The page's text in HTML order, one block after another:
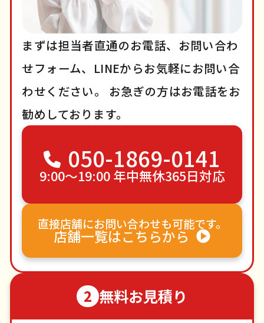
まずは担当者直通のお電話、お問い合わ
せフォーム、LINEからお気軽にお問い合
わせください。
お急ぎの方はお電話をお
勧めしております。
050-1869-0141
9:00〜19:00 年中無休365日対応
直接店舗にお問い合わせも可能です。
店舗一覧はこちらから
2 無料お見積り